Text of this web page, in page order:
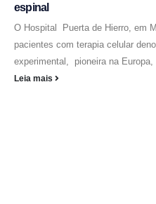
espinal
O Hospital Puerta de Hierro, em
pacientes com terapia celular
experimental, pioneira na Europa,
Leia mais